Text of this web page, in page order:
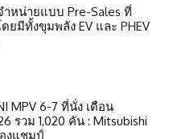
ำหน่ายแบบ Pre-Sales ที่
ยมีทั้งขุมพลัง EV และ PHEV
MPV 6-7 ที่นั่ง เดือน
รวม 1,020 คัน : Mitsubishi
งแชมป์